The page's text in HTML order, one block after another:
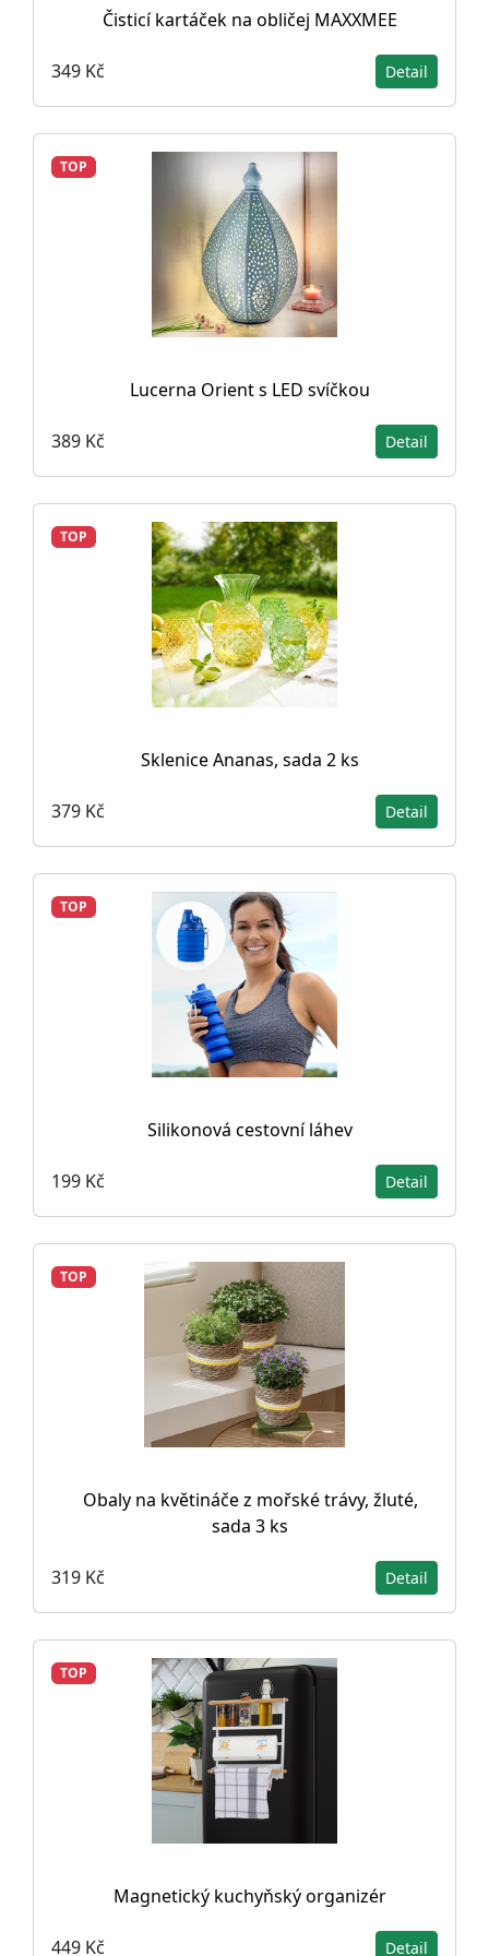
Čisticí kartáček na obličej MAXXMEE
349 Kč Detail
TOP
Lucerna Orient s LED svíčkou
389 Kč Detail
TOP
Sklenice Ananas, sada 2 ks
379 Kč Detail
TOP
Silikonová cestovní láhev
199 Kč Detail
TOP
Obaly na květináče z mořské trávy, žluté,
sada 3 ks
319 Kč Detail
TOP
Magnetický kuchyňský organizér
449 Kč Detail